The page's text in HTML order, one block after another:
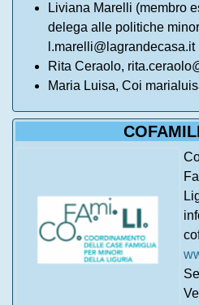
Liviana Marelli (membro
delega alle politiche
l.marelli@lagrandecasa.it
Rita Ceraolo,
Maria Luisa, Coi